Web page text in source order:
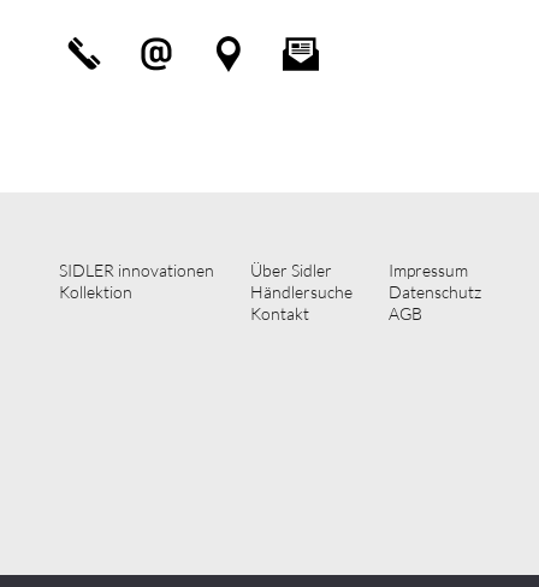
SIDLER innovationen
Kollektion
Über Sidler
Händlersuche
Kontakt
Impressum
Datenschutz
AGB